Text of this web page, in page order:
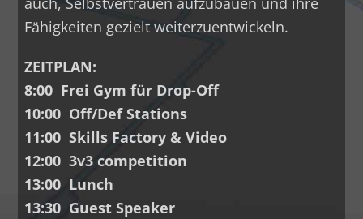
Fähigkeiten gezielt weiterzuentwickeln.
ZEITPLAN:
8:00 Frei Gym für Drop-Off
10:00 Off/Def Stations
11:00 Skills Factory & Video
12:00 3v3 competition
13:00 Lunch
13:30 Guest Speaker